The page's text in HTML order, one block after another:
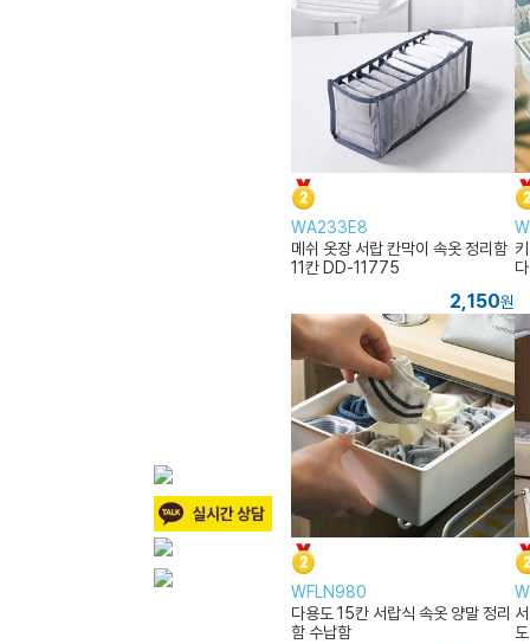
WA233E8
메쉬 옷장 서랍 칸막이 속옷 정리함
11칸 DD-11775
2,150원
WFLN980
다용도 15칸 서랍식 속옷 양말 정리
함 수납함